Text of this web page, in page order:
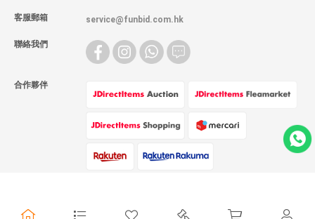
客服郵箱 service@funbid.com.hk
聯絡我們
合作夥伴